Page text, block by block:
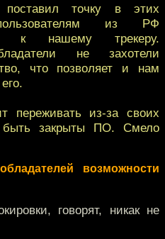
точку в этих
из РФ
к нашему трекеру.
не захотели
что позволяет и нам
переживать из-за своих
быть закрыты ПО. Смело
возможности
говорят, никак не